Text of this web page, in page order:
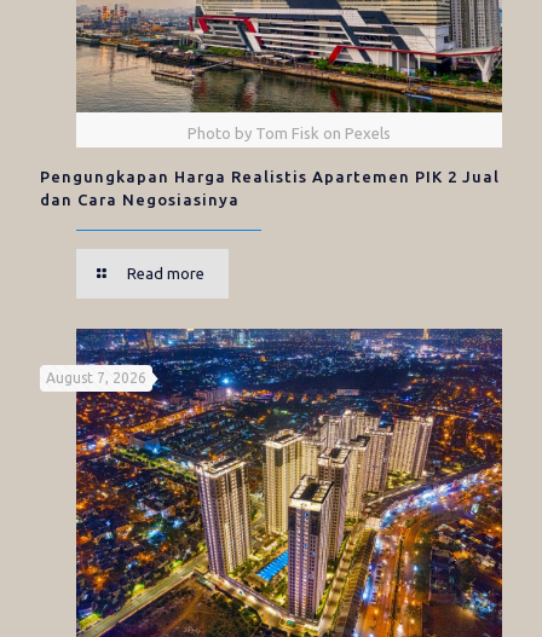
Photo by Tom Fisk on Pexels
Pengungkapan Harga Realistis Apartemen PIK 2 Jual
dan Cara Negosiasinya
Read more
August 7, 2026